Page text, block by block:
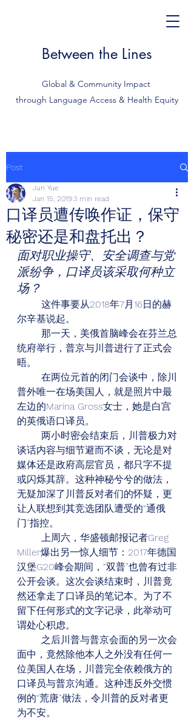
Between the Lines
Global & Community Impact
through Language Access & Health Equity
Post
口译员遭传唤作证，保守
秘密还是和盘托出？
Jun Yue
Jan 15, 20193 min read
面对职业操守、安全调查与党
派纷争，口译员该采取何种立
场？
这件事要从2018年7月16日的赫
尔辛基说起。
那一天，美俄首脑峰会在芬兰总
统府举行，普京与川普进行了正式会
晤。
在两位元首的闭门会谈中，除川
普外唯一在场美国人，就是照片中最
左边的Marina Gross女士，她是白宫
的英俄语口译员。
两小时密会结束后，川普极力对
谈话内容与细节避而不谈，无论是对
媒体还是政府高层官员，都只字不提
或闪烁其辞。这种神秘兮兮的做法，
无疑加深了川普反对者们的怀疑，更
让人联想到其竞选团队遭受的“通俄
门”指控。
上周六，华盛顿邮报记者Greg
Miller爆出另一惊人细节：2017年德国
汉堡G20峰会期间，“双普”也曾有过非
公开会谈。这次会谈结束时，川普竟
然还拿走了口译员的笔记本。为了不
留下任何形式的文字记录，此举动可
谓处心积虑。
之后川普与普京会面的另一次会
面中，竟然除他本人之外没有任何一
位美国人在场，川普完全依赖俄方的
口译员与普京沟通。这种违反外交惯
例的“荒唐”做法，令川普的反对者更
为不安。